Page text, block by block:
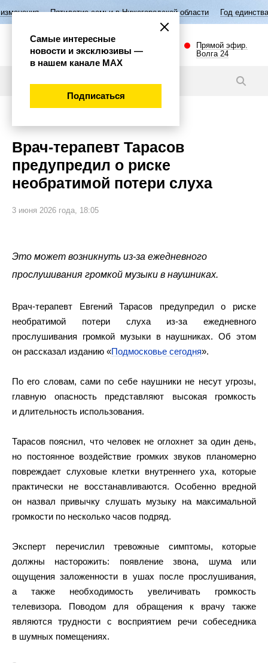
семьи в Нижегородской области Год единства народов России
Прямой эфир.
Волга 24
Врач-терапевт Тарасов
предупредил о риске
необратимой потери слуха
3 июня 2026 года, 18:05
Это может возникнуть из-за ежедневного
прослушивания громкой музыки в наушниках.
Врач-терапевт Евгений Тарасов предупредил о риске
необратимой потери слуха из-за ежедневного
прослушивания громкой музыки в наушниках. Об этом
он рассказал изданию «Подмосковье сегодня».
По его словам, сами по себе наушники не несут угрозы,
главную опасность представляют высокая громкость
и длительность использования.
Тарасов пояснил, что человек не оглохнет за один день,
но постоянное воздействие громких звуков планомерно
повреждает слуховые клетки внутреннего уха, которые
практически не восстанавливаются. Особенно вредной
он назвал привычку слушать музыку на максимальной
громкости по несколько часов подряд.
Эксперт перечислил тревожные симптомы, которые
должны насторожить: появление звона, шума или
ощущения заложенности в ушах после прослушивания,
а также необходимость увеличивать громкость
телевизора. Поводом для обращения к врачу также
являются трудности с восприятием речи собеседника
в шумных помещениях.
Самые интересные
новости и эксклюзивы —
в нашем канале МАХ
Подписаться